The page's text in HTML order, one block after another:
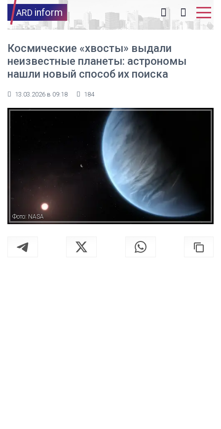
ARD inform
Космические «хвосты» выдали
неизвестные планеты: астрономы
нашли новый способ их поиска
13.03.2026 в 09:18 184
Фото: NASA